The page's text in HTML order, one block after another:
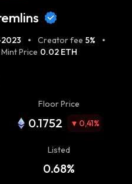
Creator fee 5%
Mint Price 0.02 ETH
unique manifestations of
and lifelong
Floor Price
0.1752 0,41%
Listed
0.68%